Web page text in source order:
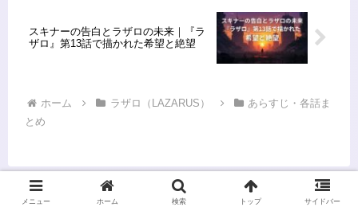
スキナーの告白とラザロの未来｜『ラ
ザロ』第13話で描かれた希望と絶望
ホーム ラザロ（LAZARUS）
あらすじ・各話ま
とめ
メニュー ホーム 検索 トップ サイドバー